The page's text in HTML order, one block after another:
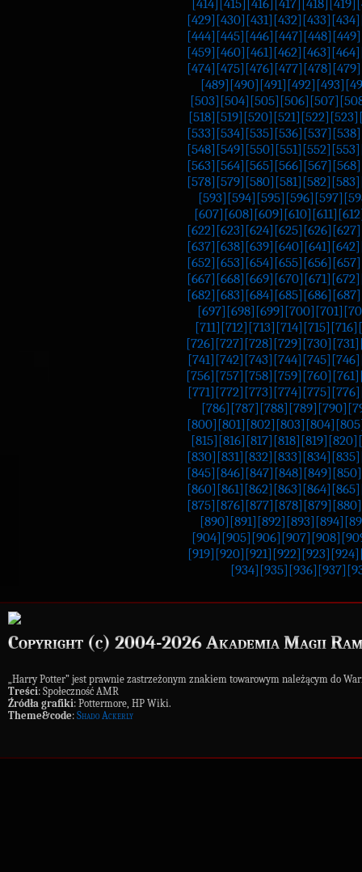
[414] [415] [416] [417] [418] [419]
[429] [430] [431] [432] [433] [434]
[444] [445] [446] [447] [448] [449]
[459] [460] [461] [462] [463] [464]
[474] [475] [476] [477] [478] [479]
[489] [490] [491] [492] [493]
[503] [504] [505] [506] [507]
[518] [519] [520] [521] [522] [523]
[533] [534] [535] [536] [537] [538]
[548] [549] [550] [551] [552] [553]
[563] [564] [565] [566] [567] [568]
[578] [579] [580] [581] [582] [583]
[593] [594] [595] [596] [597]
[607] [608] [609] [610] [611]
[622] [623] [624] [625] [626] [627]
[637] [638] [639] [640] [641] [642]
[652] [653] [654] [655] [656] [657]
[667] [668] [669] [670] [671] [672]
[682] [683] [684] [685] [686] [687]
[697] [698] [699] [700] [701]
[711] [712] [713] [714] [715] [716]
[726] [727] [728] [729] [730] [731]
[741] [742] [743] [744] [745] [746]
[756] [757] [758] [759] [760] [761]
[771] [772] [773] [774] [775] [776]
[786] [787] [788] [789] [790]
[800] [801] [802] [803] [804]
[815] [816] [817] [818] [819] [820]
[830] [831] [832] [833] [834] [835]
[845] [846] [847] [848] [849] [850]
[860] [861] [862] [863] [864] [865]
[875] [876] [877] [878] [879] [880]
[890] [891] [892] [893] [894]
[904] [905] [906] [907] [908]
[919] [920] [921] [922] [923] [924]
[934] [935] [936] [937]
Copyright (c) 2004-2026 Akademia Magii
„Harry Potter” jest prawnie zastrzeżonym znakiem towarowym należącym do
Treści: Społeczność AMR
Źródła grafiki: Pottermore, HP Wiki.
Theme&code: Shado Ackerly